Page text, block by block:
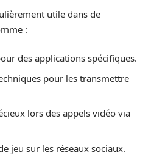
utile dans de
:
des applications spécifiques.
pour les transmettre
lors des appels vidéo via
jeu sur les réseaux sociaux.